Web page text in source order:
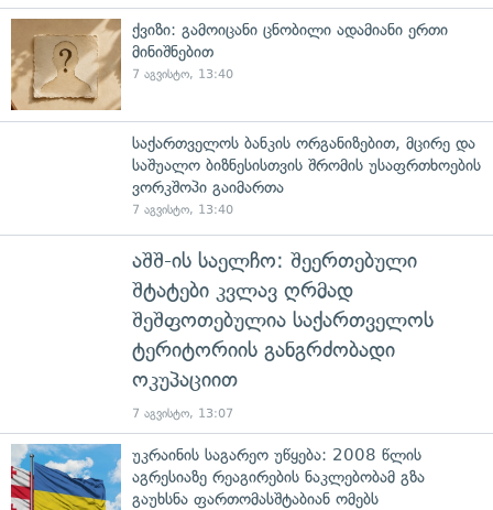
ქვიზი: გამოიცანი ცნობილი ადამიანი ერთი
მინიშნებით
7 აგვისტო, 13:40
საქართველოს ბანკის ორგანიზებით, მცირე და
საშუალო ბიზნესისთვის შრომის უსაფრთხოების
ვორკშოპი გაიმართა
7 აგვისტო, 13:40
აშშ-ის საელჩო: შეერთებული
შტატები კვლავ ღრმად
შეშფოთებულია საქართველოს
ტერიტორიის განგრძობადი
ოკუპაციით
7 აგვისტო, 13:07
უკრაინის საგარეო უწყება: 2008 წლის
აგრესიაზე რეაგირების ნაკლებობამ გზა
გაუხსნა ფართომასშტაბიან ომებს